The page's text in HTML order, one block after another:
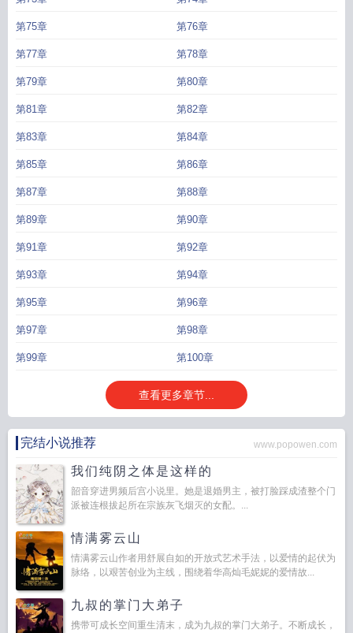
第75章 第76章
第77章 第78章
第79章 第80章
第81章 第82章
第83章 第84章
第85章 第86章
第87章 第88章
第89章 第90章
第91章 第92章
第93章 第94章
第95章 第96章
第97章 第98章
第99章 第100章
查看更多章节...
完结小说推荐 www.popowen.com
我们纯阴之体是这样的
韶音穿进男频后宫小说里。她是退婚男主，被打脸踩成渣整个门
派被连根拔起所在宗族灰飞烟灭的女配。...
情满雾云山
情满雾云山作者用舒展自如的开放式艺术手法，以爱情的起伏为
脉络，以艰苦创业为主线，围绕着华高灿毛妮妮的爱情故...
九叔的掌门大弟子
携带可成长空间重生清末，成为九叔的掌门大弟子。不断成长，